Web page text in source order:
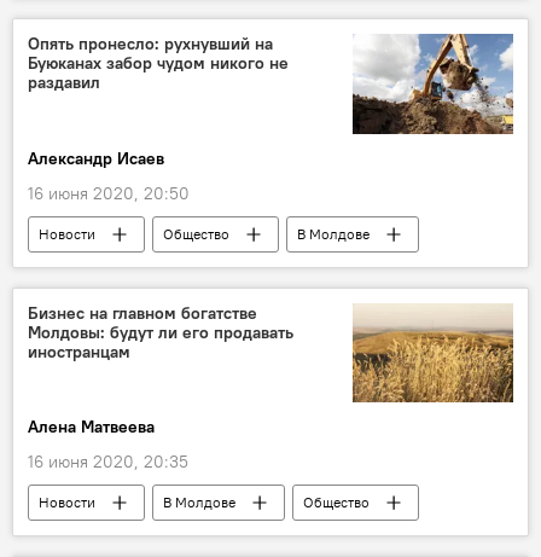
Новости
Политика В Молдове
Опять пронесло: рухнувший на
Буюканах забор чудом никого не
раздавил
Александр Исаев
16 июня 2020, 20:50
Новости Общество В Молдове
Бизнес на главном богатстве
Молдовы: будут ли его продавать
иностранцам
Алена Матвеева
16 июня 2020, 20:35
Новости В Молдове
Общество
Экономика